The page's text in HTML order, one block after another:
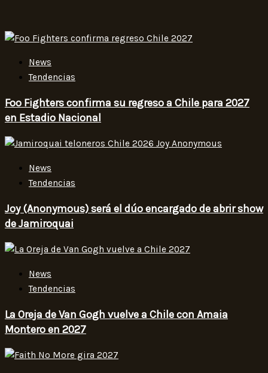
News
Tendencias
Foo Fighters confirma su regreso a Chile para 2027
en Estadio Nacional
News
Tendencias
Joy (Anonymous) será el dúo encargado de abrir show
de Jamiroquai
News
Tendencias
La Oreja de Van Gogh vuelve a Chile con Amaia
Montero en 2027